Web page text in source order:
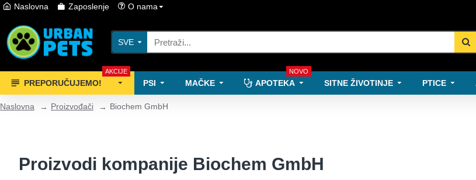
Naslovna Zaposlenje O nama
SVE
PREPORUČUJEMO!
AKCIJE
PSI MAČKE APOTEKA
NOVO
SITNE ŽIVOTINJE PTICE
Naslovna Proizvođači Biochem GmbH
Proizvodi kompanije Biochem GmbH